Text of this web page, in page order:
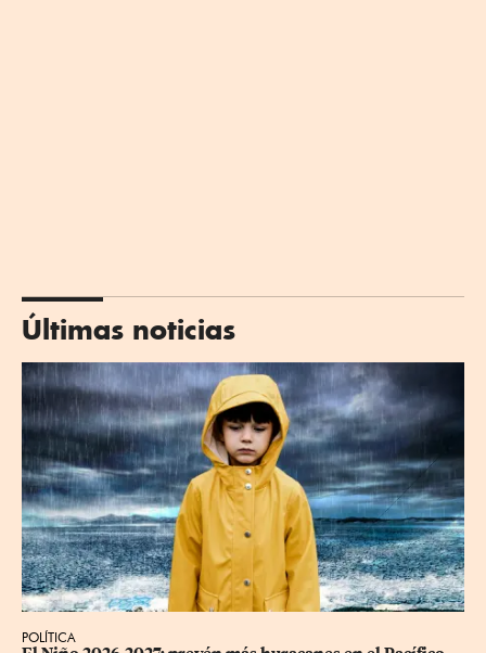
Últimas noticias
POLÍTICA